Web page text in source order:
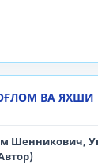
ВА
Шенникович,